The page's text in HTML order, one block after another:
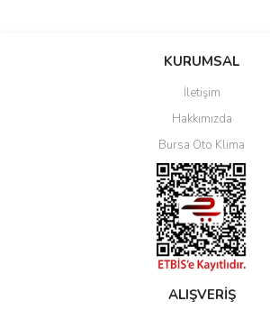
KURUMSAL
İletişim
Hakkımızda
Bursa Oto Klima
ALIŞVERİŞ